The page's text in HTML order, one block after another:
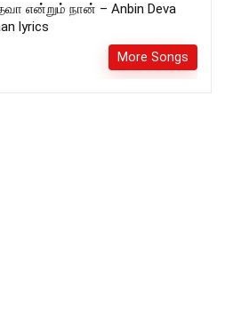
என்றும் நான் – Anbin Deva
lyrics
More Songs